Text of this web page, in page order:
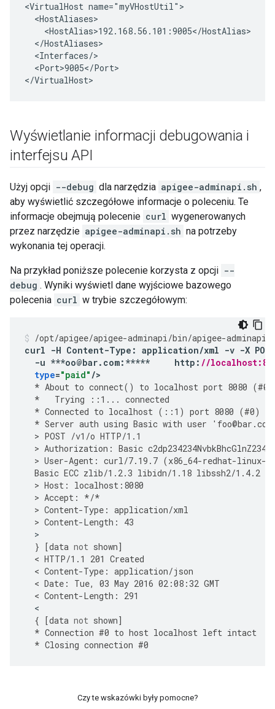
<VirtualHost name="myVHostUtil">
  <HostAliases>
    <HostAlias>192.168.56.101:9005</HostAlias>
  </HostAliases>
  <Interfaces/>
  <Port>9005</Port>
</VirtualHost>
Wyświetlanie informacji debugowania i
interfejsu API
Użyj opcji --debug dla narzędzia apigee-adminapi.sh ,
aby wyświetlić szczegółowe informacje o poleceniu. Te
informacje obejmują polecenie curl wygenerowanych
przez narzędzie apigee-adminapi.sh na potrzeby
wykonania tej operacji.
Na przykład poniższe polecenie korzysta z opcji --
debug . Wyniki wyświetl dane wyjściowe bazowego
polecenia curl w trybie szczegółowym:
/opt/apigee/apigee-adminapi/bin/apigee-adminapi
curl -H Content-Type : application/xml -v -X
-u ***oo@bar. com: ***** http : //
type="paid"/>
* About to connect() to localhost port 8080 (#0
*
Trying :: 1 ... connected
* Connected to localhost ( :: 1 ) port 8080 (#0)
* Server auth using Basic with user ' foo@bar .com
  >
POST /v1 /o HTTP/1.1
  >
Authorization : Basic
  >
User-Agent : curl/7.19.7 (x86_64-redhat-linux-
Basic ECC zlib/1.2.3 libidn/1.18 libssh2/1.4.2
  >
Host : localhost : 8080
  >
Accept :
*/*
  >
Content-Type : application/xml
  >
Content-Length :
43
} [data not shown]
  <
HTTP/1.1 201 Created
  <
Content-Type : application/json
  <
Date : Tue, 03 May 2016 02 :08 : 32 GMT
  <
Content-Length :
291
{ [data not shown]
* Connection #0 to host localhost left intact
* Closing connection #0
Czy te wskazówki były pomocne?